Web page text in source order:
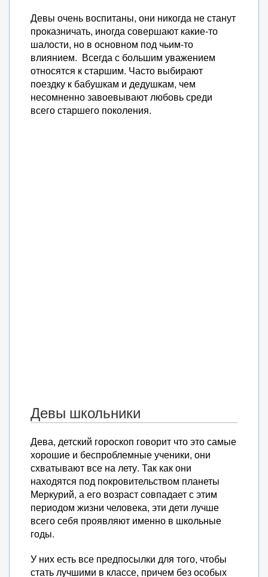
Девы очень воспитаны, они никогда не станут
проказничать, иногда совершают какие-то
шалости, но в основном под чьим-то
влиянием. Всегда с большим уважением
относятся к старшим. Часто выбирают
поездку к бабушкам и дедушкам, чем
несомненно завоевывают любовь среди
всего старшего поколения.
Девы школьники
Дева, детский гороскоп говорит что это самые
хорошие и беспроблемные ученики, они
схватывают все на лету. Так как они
находятся под покровительством планеты
Меркурий, а его возраст совпадает с этим
периодом жизни человека, эти дети лучше
всего себя проявляют именно в школьные
годы.
У них есть все предпосылки для того, чтобы
стать лучшими в классе, причем без особых